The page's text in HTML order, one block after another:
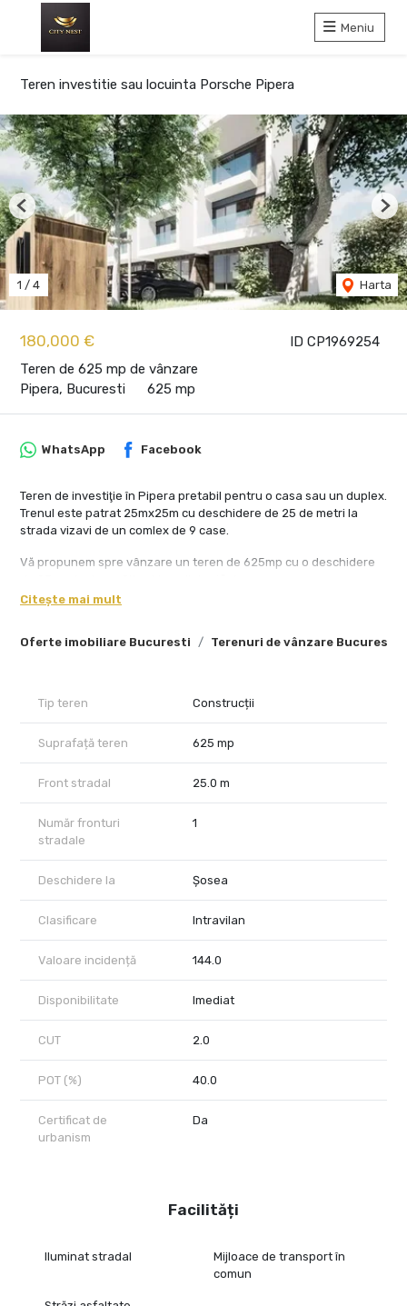
Meniu
Teren investitie sau locuinta Porsche Pipera
ID CP1969254
180,000 €
Teren de 625 mp de vânzare
Pipera, Bucuresti
625 mp
1 / 4 Harta
Previous
Oferte imobiliare Bucuresti Terenuri de vânzare Bucuresti
WhatsApp Facebook
Teren de investiţie în Pipera pretabil pentru o casa sau un duplex.
Trenul este patrat 25mx25m cu deschidere de 25 de metri la
strada vizavi de un comlex de 9 case.
Vă propunem spre vânzare un teren de 625mp cu o deschidere
5 minute de la FABRICA DE GULCOZA
7 minute de la PROMENADA MALL
10 minute de la BARBU VACARESCU şi CALEA FLOREASCA
Situat într-o zonă foarte atractivă, dinamică şi în plină dezvoltare
imobiliară datorită proximităţii zonei de birouri Pipera, acest teren
este o adevărată investiţie cu un potenţial de creştere valorică
VAUNT ID: 45115
Citește mai mult
Tip teren Construcții
Suprafață teren 625 mp
Front stradal 25.0 m
Număr fronturi
stradale
1
Deschidere la Șosea
Clasificare Intravilan
Valoare incidență 144.0
Disponibilitate Imediat
CUT 2.0
POT (%) 40.0
Certificat de
urbanism
Da
Facilități
Iluminat stradal
Mijloace de transport în
comun